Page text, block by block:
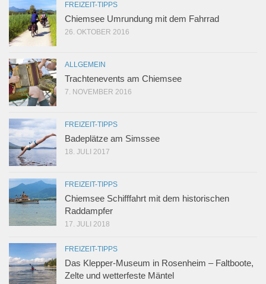
FREIZEIT-TIPPS
Chiemsee Umrundung mit dem Fahrrad
26. OKTOBER 2016
ALLGEMEIN
Trachtenevents am Chiemsee
7. NOVEMBER 2016
FREIZEIT-TIPPS
Badeplätze am Simssee
18. JULI 2017
FREIZEIT-TIPPS
Chiemsee Schifffahrt mit dem historischen
Raddampfer
17. JULI 2018
FREIZEIT-TIPPS
Das Klepper-Museum in Rosenheim – Faltboote,
Zelte und wetterfeste Mäntel